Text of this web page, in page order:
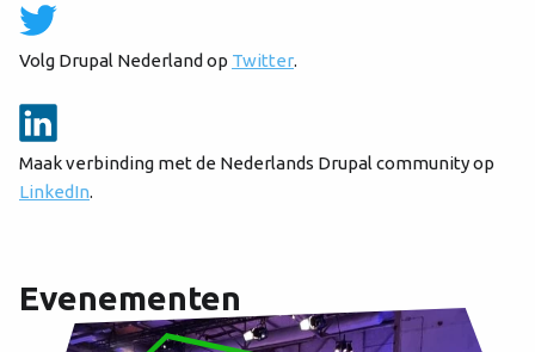
Volg Drupal Nederland op Twitter.
Maak verbinding met de Nederlands Drupal community op
LinkedIn.
Evenementen